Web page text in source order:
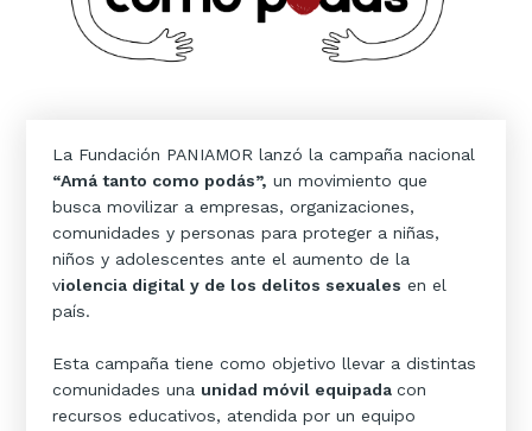
La Fundación PANIAMOR lanzó la campaña nacional
“Amá tanto como podás”, un movimiento que
busca movilizar a empresas, organizaciones,
comunidades y personas para proteger a niñas,
niños y adolescentes ante el aumento de la
violencia digital y de los delitos sexuales en el
país.
Esta campaña tiene como objetivo llevar a distintas
comunidades una unidad móvil equipada con
recursos educativos, atendida por un equipo